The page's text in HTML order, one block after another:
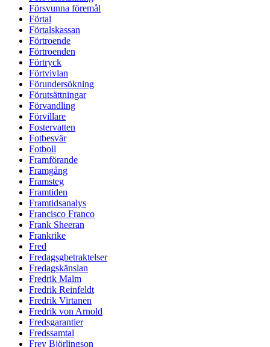
Försvunna föremål
Förtal
Förtalskassan
Förtroende
Förtroenden
Förtryck
Förtvivlan
Förundersökning
Förutsättningar
Förvandling
Förvillare
Fostervatten
Fotbesvär
Fotboll
Framförande
Framgång
Framsteg
Framtiden
Framtidsanalys
Francisco Franco
Frank Sheeran
Frankrike
Fred
Fredagsgbetraktelser
Fredagskänslan
Fredrik Malm
Fredrik Reinfeldt
Fredrik Virtanen
Fredrik von Arnold
Fredsgarantier
Fredssamtal
Frey Björlingson